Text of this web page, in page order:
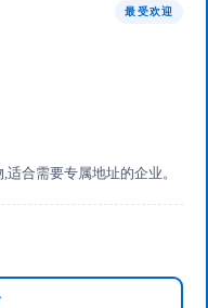
最受欢迎
合需要专属地址的企业。